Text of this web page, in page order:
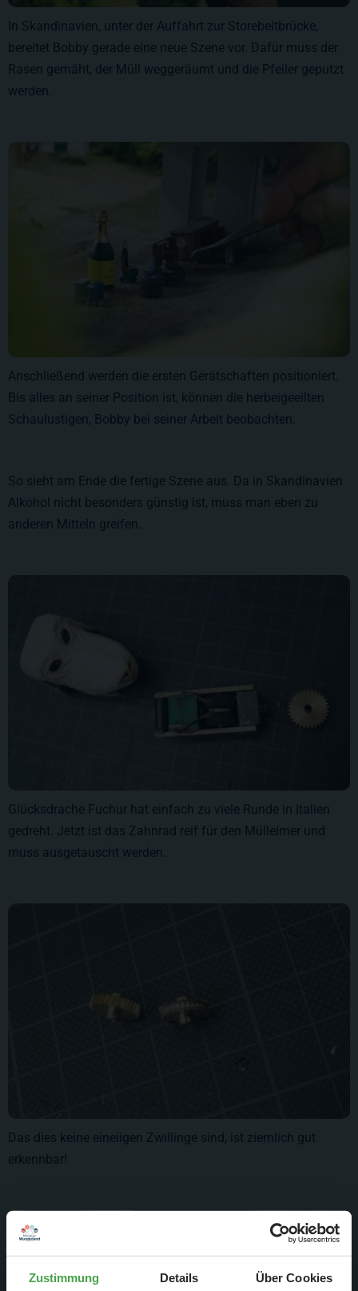
Zustimmung Details Über Cookies
In Skandinavien, unter der Auffahrt zur Storebeltbrücke,
bereitet Bobby gerade eine neue Szene vor. Dafür muss der
Rasen gemäht, der Müll weggeräumt und die Pfeiler geputzt
werden.
Anschließend werden die ersten Gerätschaften positioniert.
Bis alles an seiner Position ist, können die herbeigeeilten
Schaulustigen, Bobby bei seiner Arbeit beobachten.
So sieht am Ende die fertige Szene aus. Da in Skandinavien
Alkohol nicht besonders günstig ist, muss man eben zu
anderen Mitteln greifen.
Glücksdrache Fuchur hat einfach zu viele Runde in Italien
gedreht. Jetzt ist das Zahnrad reif für den Mülleimer und
muss ausgetauscht werden.
Das dies keine eineiigen Zwillinge sind, ist ziemlich gut
erkennbar!